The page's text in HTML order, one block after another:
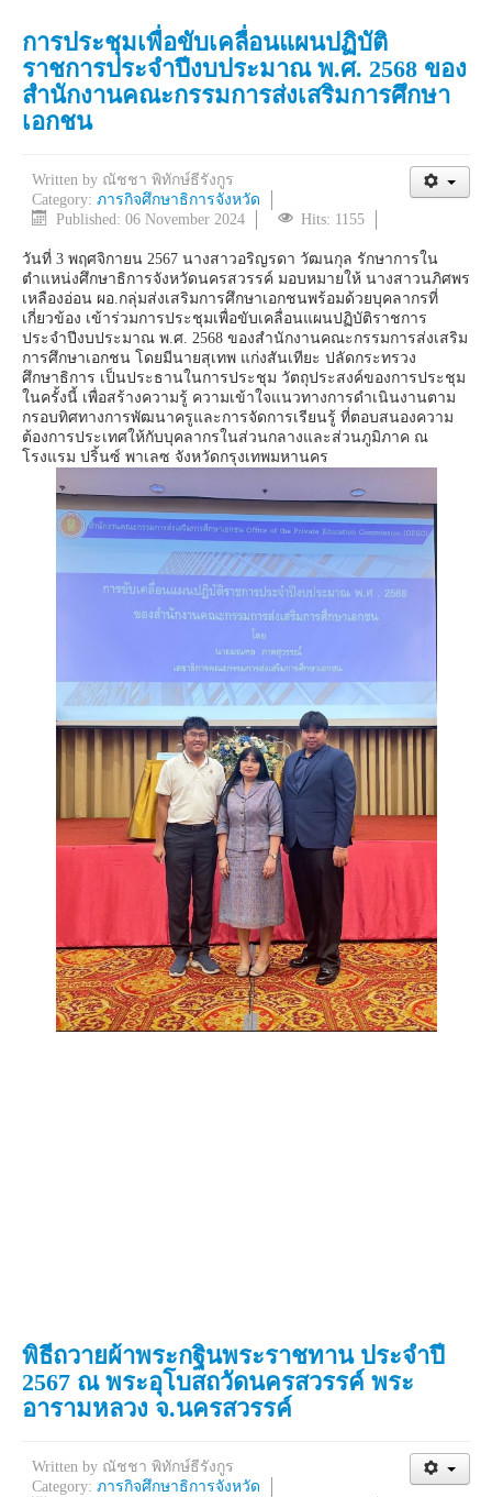
การประชุมเพื่อขับเคลื่อนแผนปฏิบัติ
ราชการประจำปีงบประมาณ พ.ศ. 2568 ของ
สำนักงานคณะกรรมการส่งเสริมการศึกษา
เอกชน
Written by ณัชชา พิทักษ์ธีรังกูร
Category: ภารกิจศึกษาธิการจังหวัด
Published: 06 November 2024
Hits: 1155
วันที่ 3 พฤศจิกายน 2567 นางสาวอริญรดา วัฒนกุล รักษาการใน
ตำแหน่งศึกษาธิการจังหวัดนครสวรรค์ มอบหมายให้ นางสาวนภิศพร
เหลืองอ่อน ผอ.กลุ่มส่งเสริมการศึกษาเอกชนพร้อมด้วยบุคลากรที่
เกี่ยวข้อง เข้าร่วมการประชุมเพื่อขับเคลื่อนแผนปฏิบัติราชการ
ประจำปีงบประมาณ พ.ศ. 2568 ของสำนักงานคณะกรรมการส่งเสริม
การศึกษาเอกชน โดยมีนายสุเทพ แก่งสันเทียะ ปลัดกระทรวง
ศึกษาธิการ เป็นประธานในการประชุม วัตถุประสงค์ของการประชุม
ในครั้งนี้ เพื่อสร้างความรู้ ความเข้าใจแนวทางการดำเนินงานตาม
กรอบทิศทางการพัฒนาครูและการจัดการเรียนรู้ ที่ตอบสนองความ
ต้องการประเทศให้กับบุคลากรในส่วนกลางและส่วนภูมิภาค ณ
โรงแรม ปริ้นซ์ พาเลซ จังหวัดกรุงเทพมหานคร
พิธีถวายผ้าพระกฐินพระราชทาน ประจำปี
2567 ณ พระอุโบสถวัดนครสวรรค์ พระ
อารามหลวง จ.นครสวรรค์
Written by ณัชชา พิทักษ์ธีรังกูร
Category: ภารกิจศึกษาธิการจังหวัด